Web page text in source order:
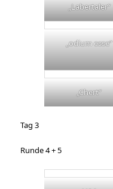
„Labertaler“
„odium esse“
„Chert“
Tag 3
Runde 4 + 5